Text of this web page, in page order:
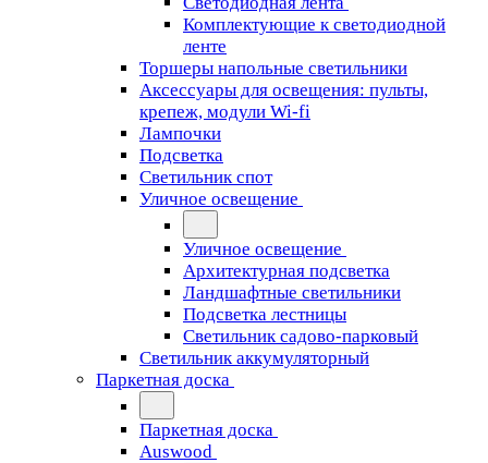
Комплектующие к светодиодной
ленте
Торшеры напольные светильники
Аксессуары для освещения: пульты,
крепеж, модули Wi-fi
Лампочки
Подсветка
Светильник спот
Уличное освещение
Уличное освещение
Архитектурная подсветка
Ландшафтные светильники
Подсветка лестницы
Светильник садово-парковый
Светильник аккумуляторный
Паркетная доска
Паркетная доска
Auswood